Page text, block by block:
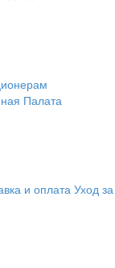
Палата
и оплата Уход за